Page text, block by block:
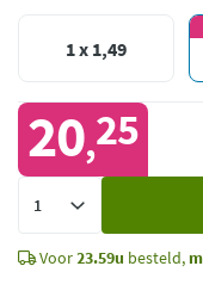
1 x 1,49
20,25
Voor23.59u besteld,